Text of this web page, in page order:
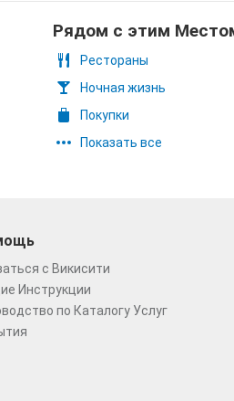
Рядом с этим
Рестораны
Ночная жизнь
Покупки
Показать все
с Викисити
Инструкции
по Каталогу Услуг